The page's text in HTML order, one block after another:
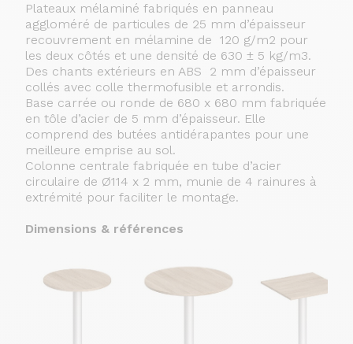
Plateaux mélaminé fabriqués en panneau
aggloméré de particules de 25 mm d’épaisseur
recouvrement en mélamine de 120 g/m2 pour
les deux côtés et une densité de 630 ± 5 kg/m3.
Des chants extérieurs en ABS 2 mm d’épaisseur
collés avec colle thermofusible et arrondis.
Base carrée ou ronde de 680 x 680 mm fabriquée
en tôle d’acier de 5 mm d’épaisseur. Elle
comprend des butées antidérapantes pour une
meilleure emprise au sol.
Colonne centrale fabriquée en tube d’acier
circulaire de Ø114 x 2 mm, munie de 4 rainures à
extrémité pour faciliter le montage.
Dimensions & références